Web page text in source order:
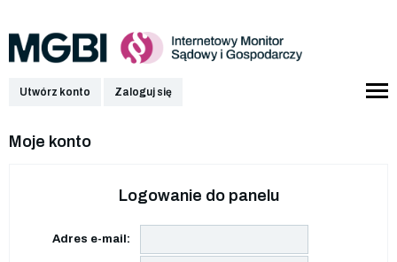
Utwórz konto Zaloguj się
Moje konto
Logowanie do panelu
Adres e-mail: